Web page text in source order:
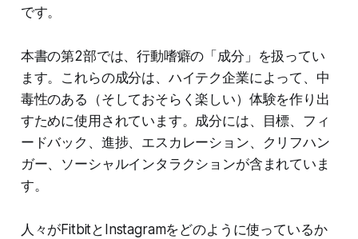
です。
本書の第2部では、行動嗜癖の「成分」を扱ってい
ます。これらの成分は、ハイテク企業によって、中
毒性のある（そしておそらく楽しい）体験を作り出
すために使用されています。成分には、目標、フィ
ードバック、進捗、エスカレーション、クリフハン
ガー、ソーシャルインタラクションが含まれていま
す。
人々がFitbitとInstagramをどのように使っているか